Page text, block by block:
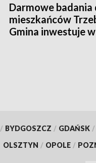
Darmowe badania
mieszkańców
Gmina inwestuje w
/ BYDGOSZCZ / GDAŃSK /
OLSZTYN / OPOLE /